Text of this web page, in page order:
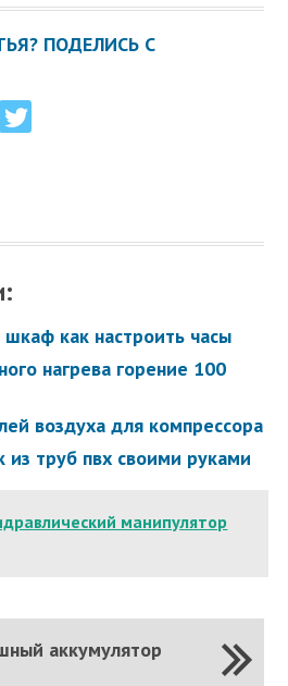
ПОДЕЛИСЬ С
как настроить часы
нагрева горение 100
воздуха для компрессора
труб пвх своими руками
манипулятор
аккумулятор